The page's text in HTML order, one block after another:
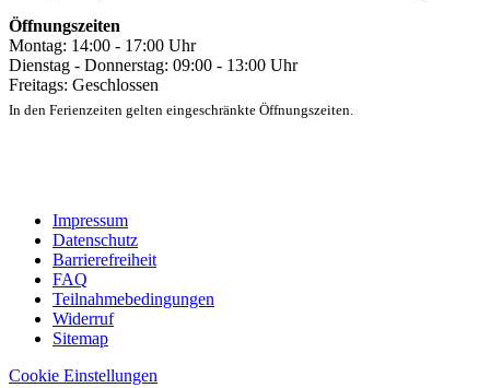
Öffnungszeiten
Montag: 14:00 - 17:00 Uhr
Dienstag - Donnerstag: 09:00 - 13:00 Uhr
Freitags: Geschlossen
In den Ferienzeiten gelten eingeschränkte Öffnungszeiten.
Impressum
Datenschutz
Barrierefreiheit
FAQ
Teilnahmebedingungen
Widerruf
Sitemap
Cookie Einstellungen